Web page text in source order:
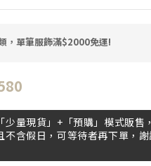
，單筆服飾滿$2000免運!
少量現貨」+「預購」模式販售
不含假日，可等待者再下單，